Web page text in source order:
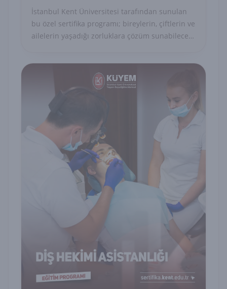
İstanbul Kent Üniversitesi tarafından sunulan
bu özel sertifika programı; bireylerin, çiftlerin ve
ailelerin yaşadığı zorluklara çözüm sunabilecek